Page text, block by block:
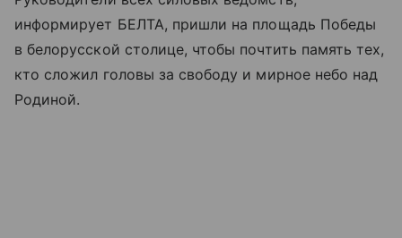
информирует БЕЛТА, пришли на площадь Победы
в белорусской столице, чтобы почтить память тех,
кто сложил головы за свободу и мирное небо над
Родиной.